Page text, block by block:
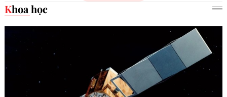
Khoa học